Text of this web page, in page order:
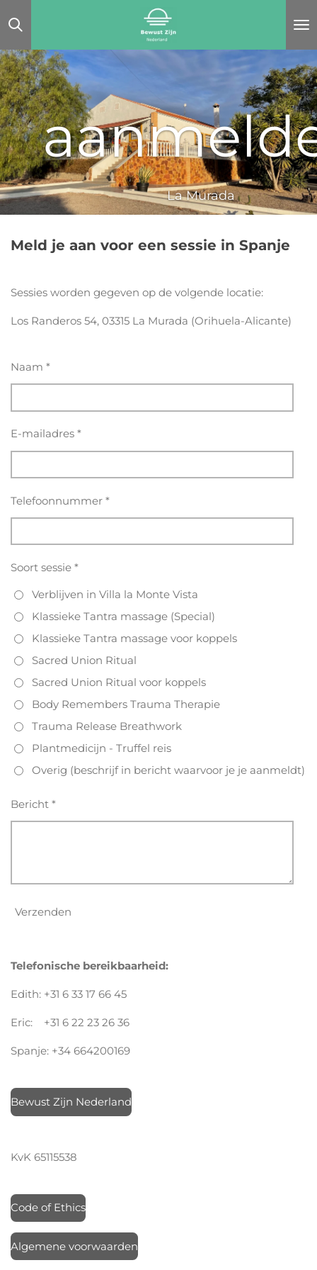
Ga
direct
naar
de
hoofdinhoud
La Murada
Meld je aan voor een sessie in Spanje
Sessies worden gegeven op de volgende locatie:
Los Randeros 54, 03315 La Murada (Orihuela-Alicante)
Naam *
E-mailadres *
Telefoonnummer *
Soort sessie *
Verblijven in Villa la Monte Vista
Klassieke Tantra massage (Special)
Klassieke Tantra massage voor koppels
Sacred Union Ritual
Sacred Union Ritual voor koppels
Body Remembers Trauma Therapie
Trauma Release Breathwork
Plantmedicijn - Truffel reis
Overig (beschrijf in bericht waarvoor je je aanmeldt)
Bericht *
Verzenden
Telefonische bereikbaarheid:
Edith: +31 6 33 17 66 45
Eric: +31 6 22 23 26 36
Spanje: +34 664200169
Bewust Zijn Nederland
KvK 65115538
Code of Ethics
Algemene voorwaarden